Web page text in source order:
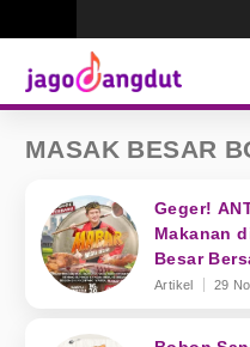
MASAK BESAR
Geger!
Makanan
Besar
Artikel 29